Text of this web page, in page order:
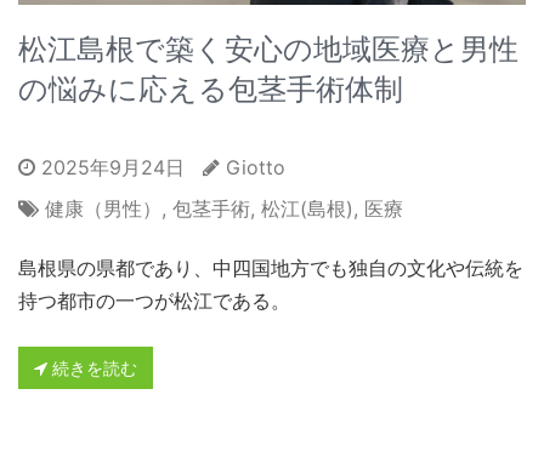
松江島根で築く安心の地域医療と男性
の悩みに応える包茎手術体制
2025年9月24日
Giotto
健康（男性） , 包茎手術, 松江(島根), 医療
島根県の県都であり、中四国地方でも独自の文化や伝統を
持つ都市の一つが松江である。
続きを読む